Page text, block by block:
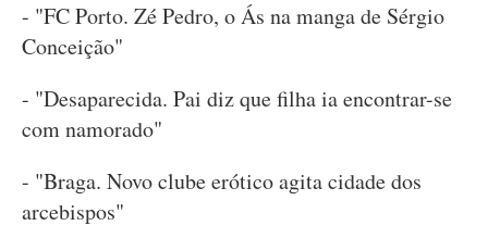
- "FC Porto. Zé Pedro, o Ás na manga de Sérgio
Conceição"
- "Desaparecida. Pai diz que filha ia encontrar-se
com namorado"
- "Braga. Novo clube erótico agita cidade dos
arcebispos"